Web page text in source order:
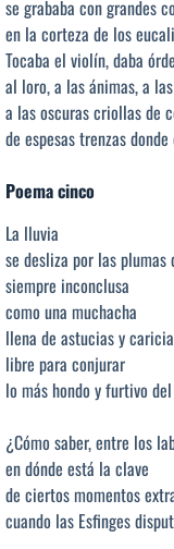
se grababa con grandes
en la corteza de los
Tocaba el violín, daba
al loro, a las ánimas, a
a las oscuras criollas de
de espesas trenzas
Poema cinco
La lluvia
se desliza por las plumas
siempre inconclusa
como una muchacha
llena de astucias y
libre para conjurar
lo más hondo y furtivo
¿Cómo saber, entre los
en dónde está la clave
de ciertos momentos
cuando las Esfinges